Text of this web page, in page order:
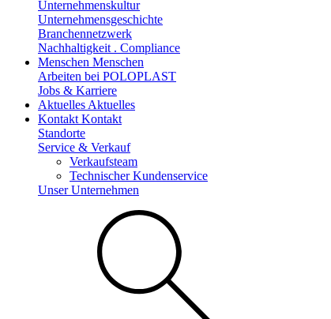
Unternehmenskultur
Unternehmensgeschichte
Branchennetzwerk
Nachhaltigkeit . Compliance
Menschen Menschen
Arbeiten bei POLOPLAST
Jobs & Karriere
Aktuelles Aktuelles
Kontakt Kontakt
Standorte
Service & Verkauf
Verkaufsteam
Technischer Kundenservice
Unser Unternehmen